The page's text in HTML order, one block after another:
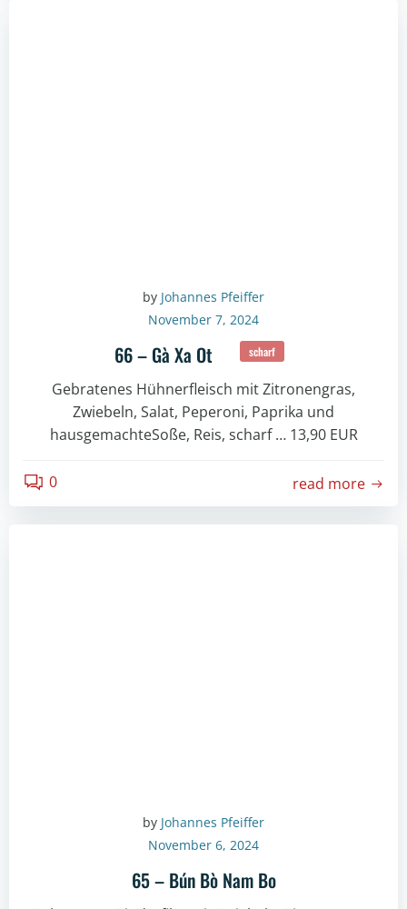
by Johannes Pfeiffer
November 7, 2024
66 – Gà Xa Ot scharf
Gebratenes Hühnerfleisch mit Zitronengras,
Zwiebeln, Salat, Peperoni, Paprika und
hausgemachteSoße, Reis, scharf … 13,90 EUR
0 read more
by Johannes Pfeiffer
November 6, 2024
65 – Bún Bò Nam Bo